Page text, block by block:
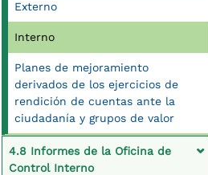
Externo
Interno
Planes de mejoramiento
derivados de los ejercicios de
rendición de cuentas ante la
ciudadanía y grupos de valor
4.8 Informes de la Oficina de
Control Interno